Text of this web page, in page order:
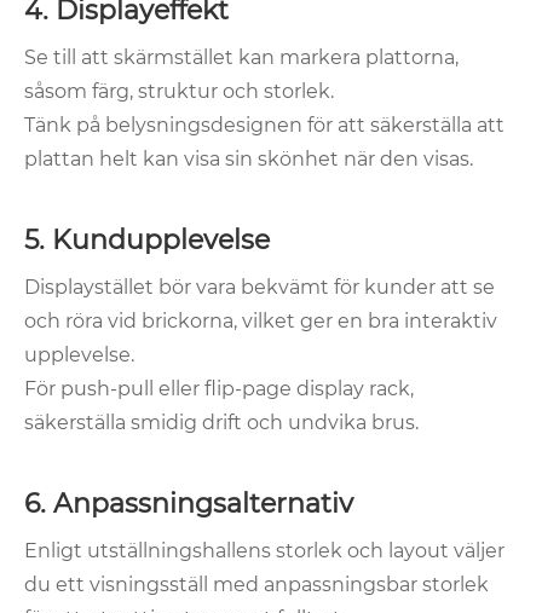
4. Displayeffekt
Se till att skärmstället kan markera plattorna,
såsom färg, struktur och storlek.
Tänk på belysningsdesignen för att säkerställa att
plattan helt kan visa sin skönhet när den visas.
5. Kundupplevelse
Displaystället bör vara bekvämt för kunder att se
och röra vid brickorna, vilket ger en bra interaktiv
upplevelse.
För push-pull eller flip-page display rack,
säkerställa smidig drift och undvika brus.
6. Anpassningsalternativ
Enligt utställningshallens storlek och layout väljer
du ett visningsställ med anpassningsbar storlek